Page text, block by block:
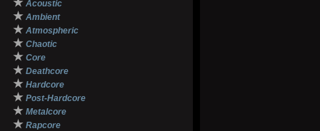
★ Acoustic
★ Ambient
★ Atmospheric
★ Chaotic
★ Core
★ Deathcore
★ Hardcore
★ Post-Hardcore
★ Metalcore
★ Rapcore